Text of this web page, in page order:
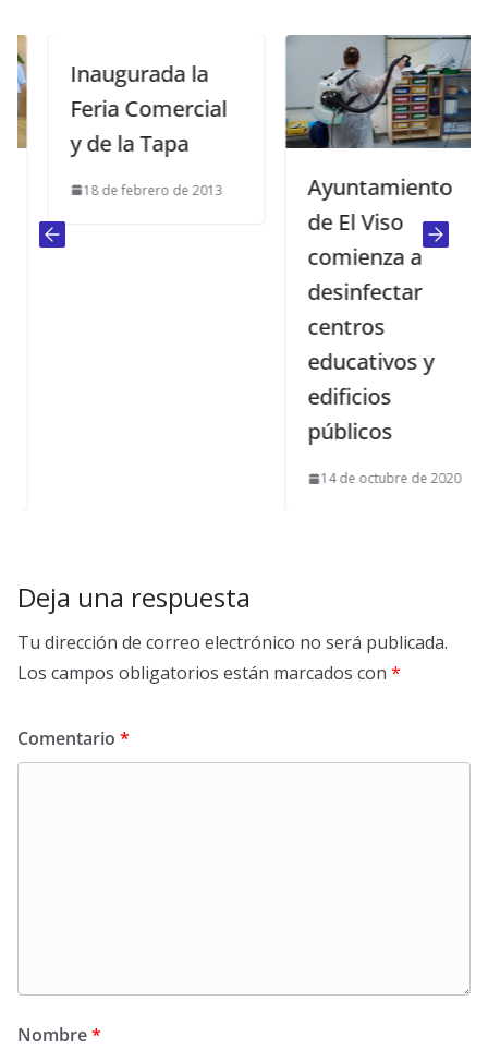
Inaugurada la
Feria Comercial
y de la Tapa
18 de febrero de 2013
Ayuntamiento
de El Viso
comienza a
desinfectar
centros
educativos y
edificios
públicos
14 de octubre de 2020
Deja una respuesta
Tu dirección de correo electrónico no será publicada.
Los campos obligatorios están marcados con *
Comentario *
Nombre*